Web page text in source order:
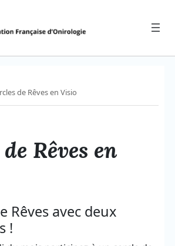
de Rêves en Visio
Rêves en
Rêves avec deux
!